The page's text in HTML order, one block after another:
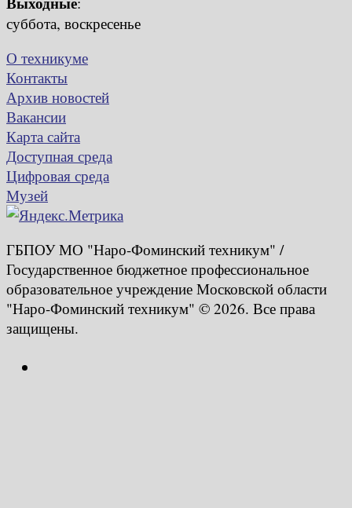
суббота, воскресенье
О техникуме
Контакты
Архив новостей
Вакансии
Карта сайта
Доступная среда
Цифровая среда
Музей
ГБПОУ МО "Наро-Фоминский техникум" /
Государственное бюджетное профессиональное
образовательное учреждение Московской области
"Наро-Фоминский техникум" © 2026. Все права
защищены.